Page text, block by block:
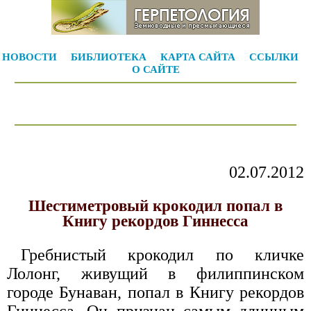
НОВОСТИ БИБЛИОТЕКА КАРТА САЙТА
ССЫЛКИ
О САЙТЕ
02.07.2012
Шестиметровый крокодил попал в
Книгу рекордов Гиннесса
Гребнистый крокодил по кличке
Лолонг, живущий в филиппинском
городе Бунаван, попал в Книгу рекордов